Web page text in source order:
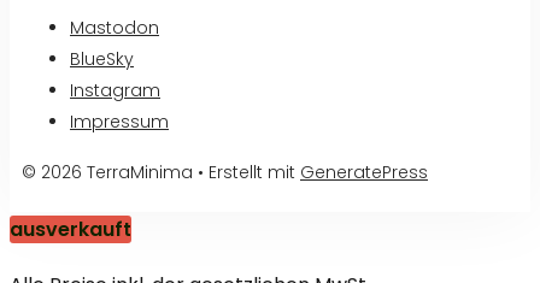
Mastodon
BlueSky
Instagram
Impressum
© 2026 TerraMinima • Erstellt mit GeneratePress
ausverkauft